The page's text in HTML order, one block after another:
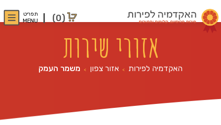
(0)
תפריט
MENU
אזורי שירות
האקדמיה לפירות > אזור צפון > משמר העמק